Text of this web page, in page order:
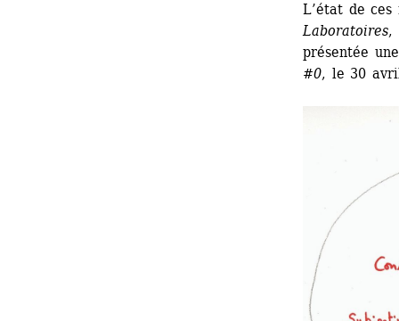
L’état de
Laboratoires,
présentée
#0, le 30